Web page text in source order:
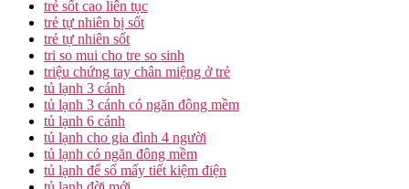
trẻ sốt cao liên tục
trẻ tự nhiên bị sốt
trẻ tự nhiên sốt
tri so mui cho tre so sinh
triệu chứng tay chân miệng ở trẻ
tủ lạnh 3 cánh
tủ lạnh 3 cánh có ngăn đông mềm
tủ lạnh 6 cánh
tủ lạnh cho gia đình 4 người
tủ lạnh có ngăn đông mềm
tủ lạnh để số mấy tiết kiệm điện